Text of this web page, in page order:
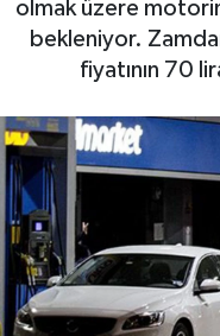
olmak üzere
bekleniyor.
fiyatının 70
İskilip
Kargı
Laçin
Mecitözü
Haber Arşivi